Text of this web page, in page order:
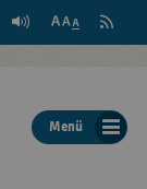
der
Seite
Feed
Menü